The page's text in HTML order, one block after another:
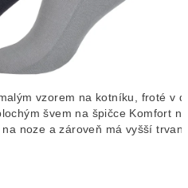
vzorem na kotníku, froté v
švem na špičce Komfort
noze a zároveň má vyšší